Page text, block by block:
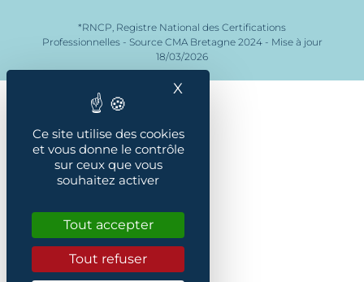
Ce site utilise des cookies
et vous donne le contrôle
sur ceux que vous
souhaitez activer
Tout accepter
Tout refuser
X
*RNCP, Registre National des Certifications
Professionnelles - Source CMA Bretagne 2024 - Mise à jour
18/03/2026